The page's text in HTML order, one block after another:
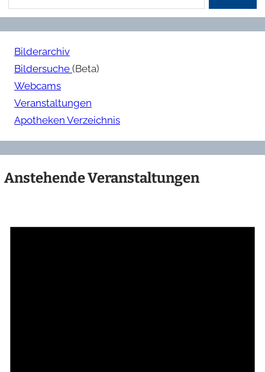
Bilderarchiv
Bildersuche (Beta)
Webcams
Veranstaltungen
Apotheken Verzeichnis
Anstehende Veranstaltungen